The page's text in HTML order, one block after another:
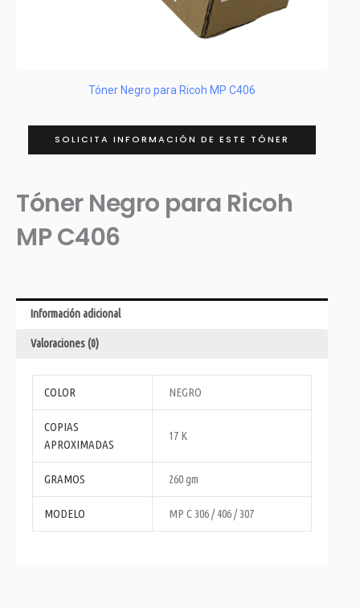
Tóner Negro para Ricoh MP C406
SOLICITA INFORMACIÓN DE ESTE TÓNER
Tóner Negro para Ricoh
MP C406
Información adicional
Valoraciones (0)
COLOR NEGRO
COPIAS
APROXIMADAS
17 K
GRAMOS 260 gm
MODELO MP C 306 / 406 / 307